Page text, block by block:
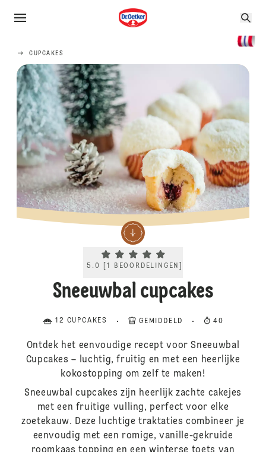
CUPCAKES
Current rating 5.0. Click to rate.
5.0 [1 BEOORDELINGEN
Sneeuwbal cupcakes
12 CUPCAKES GEMIDDELD 40
Ontdek het eenvoudige recept voor Sneeuwbal
Cupcakes – luchtig, fruitig en met een heerlijke
kokostopping om zelf te maken!
Sneeuwbal cupcakes zijn heerlijk zachte cakejes
met een fruitige vulling, perfect voor elke
zoetekauw. Deze luchtige traktaties combineer je
eenvoudig met een romige, vanille-gekruide